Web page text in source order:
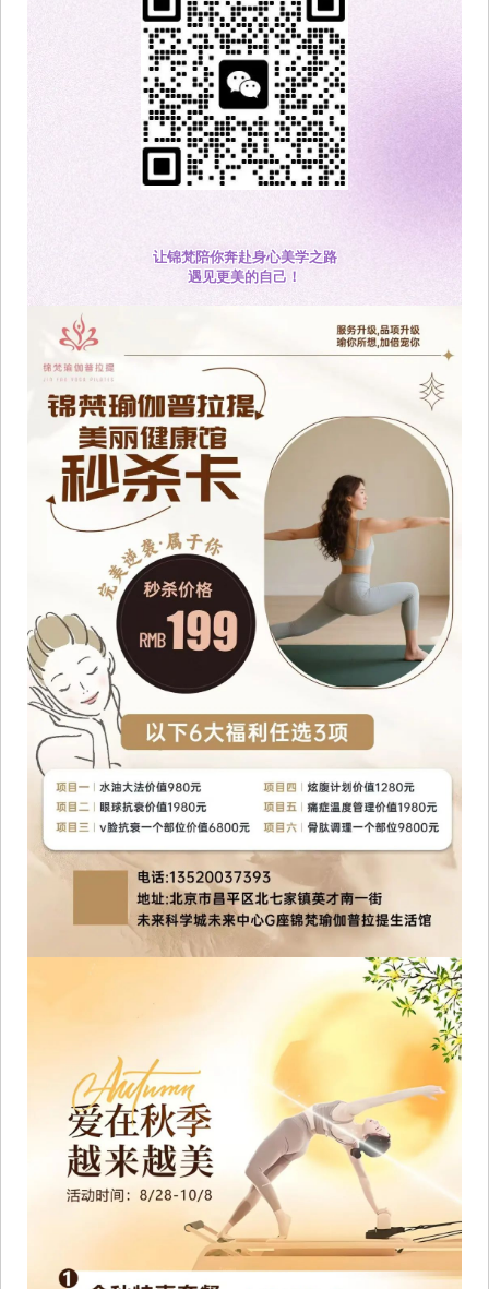
让锦梵陪你奔赴身心美学之路
遇见更美的自己！